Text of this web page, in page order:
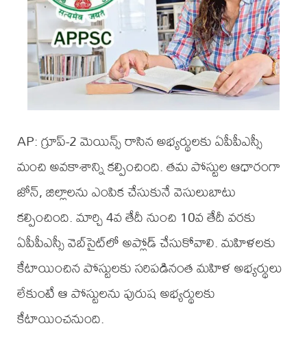
AP: గ్రూప్-2 మెయిన్స్ రాసిన అభ్యర్థులకు ఏపీపీఎస్సీ
మంచి అవకాశాన్ని కల్పించింది. తమ పోస్టుల ఆధారంగా
జోన్, జిల్లాలను ఎంపిక చేసుకునే వెసులుబాటు
కల్పించింది. మార్చి 4వ తేదీ నుంచి 10వ తేదీ వరకు
ఏపీపీఎస్సీ వెబ్‌సైట్‌లో అప్లోడ్ చేసుకోవాలి. మహిళలకు
కేటాయించిన పోస్టులకు సరిపడినంత మహిళ అభ్యర్థులు
లేకుంటే ఆ పోస్టులను పురుష అభ్యర్థులకు
కేటాయించనుంది.